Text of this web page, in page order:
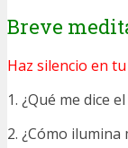
Breve
Haz silencio en
1. ¿Qué me dice
2. ¿Cómo ilumina